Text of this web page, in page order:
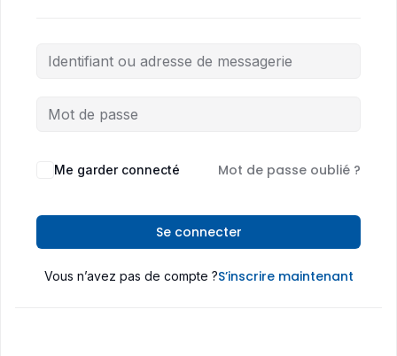
Me garder connecté Mot de passe oublié ?
Se connecter
Vous n’avez pas de compte ?S’inscrire maintenant